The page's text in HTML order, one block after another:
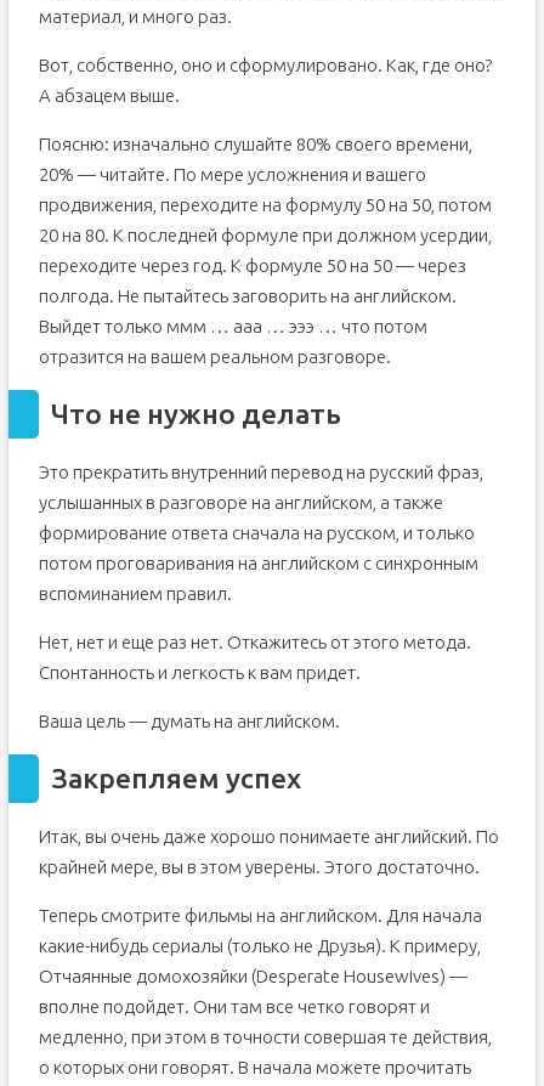
материал, и много раз.
Вот, собственно, оно и сформулировано. Как, где оно?
А абзацем выше.
Поясню: изначально слушайте 80% своего времени,
20% — читайте. По мере усложнения и вашего
продвижения, переходите на формулу 50 на 50, потом
20 на 80. К последней формуле при должном усердии,
переходите через год. К формуле 50 на 50 — через
полгода. Не пытайтесь заговорить на английском.
Выйдет только ммм … ааа … эээ … что потом
отразится на вашем реальном разговоре.
Что не нужно делать
Это прекратить внутренний перевод на русский фраз,
услышанных в разговоре на английском, а также
формирование ответа сначала на русском, и только
потом проговаривания на английском с синхронным
вспоминанием правил.
Нет, нет и еще раз нет. Откажитесь от этого метода.
Спонтанность и легкость к вам придет.
Ваша цель — думать на английском.
Закрепляем успех
Итак, вы очень даже хорошо понимаете английский. По
крайней мере, вы в этом уверены. Этого достаточно.
Теперь смотрите фильмы на английском. Для начала
какие-нибудь сериалы (только не Друзья). К примеру,
Отчаянные домохозяйки (Desperate Housewives) —
вполне подойдет. Они там все четко говорят и
медленно, при этом в точности совершая те действия,
о которых они говорят. В начала можете прочитать